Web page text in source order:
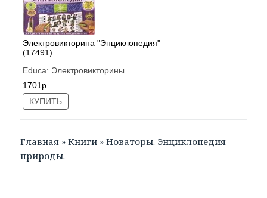
Электровикторина "Энциклопедия"
(17491)
Educa: Электровикторины
1701р.
КУПИТЬ
Главная »Книги »Новаторы. Энциклопедия
природы.